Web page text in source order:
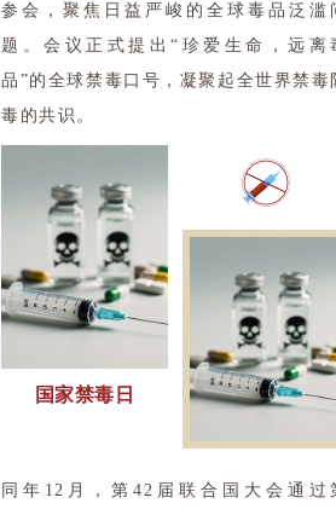
参会，聚焦日益严峻的全球毒品泛滥
题。会议正式提出“珍爱生命，远离
品”的全球禁毒口号，凝聚起全世界禁毒
毒的共识。
国家禁毒日
同年12月，第42届联合国大会通过